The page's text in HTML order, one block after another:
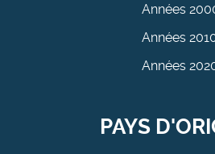
Années
Années
Années
PAYS